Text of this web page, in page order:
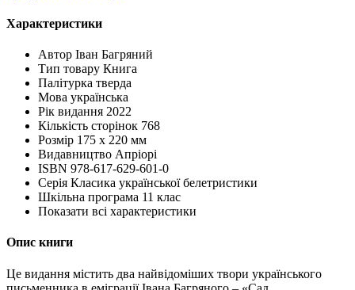
Характеристики
Автор Іван Багряний
Тип товару Книга
Палітурка тверда
Мова українська
Рік видання 2022
Кількість сторінок 768
Розмір 175 х 220 мм
Видавництво Апріорі
ISBN 978-617-629-601-0
Серія Класика української белетристики
Шкільна програма 11 клас
Показати всі характеристики
Опис книги
Це видання містить два найвідоміших твори українського